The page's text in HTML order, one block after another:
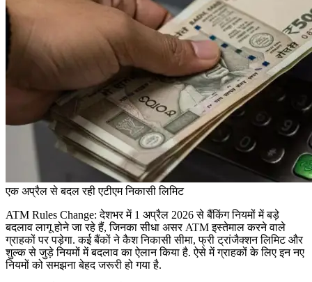
एक अप्रैल से बदल रही एटीएम निकासी लिमिट
ATM Rules Change: देशभर में 1 अप्रैल 2026 से बैंकिंग नियमों में बड़े
बदलाव लागू होने जा रहे हैं, जिनका सीधा असर ATM इस्तेमाल करने वाले
ग्राहकों पर पड़ेगा. कई बैंकों ने कैश निकासी सीमा, फ्री ट्रांजैक्शन लिमिट और
शुल्क से जुड़े नियमों में बदलाव का ऐलान किया है. ऐसे में ग्राहकों के लिए इन नए
नियमों को समझना बेहद जरूरी हो गया है.